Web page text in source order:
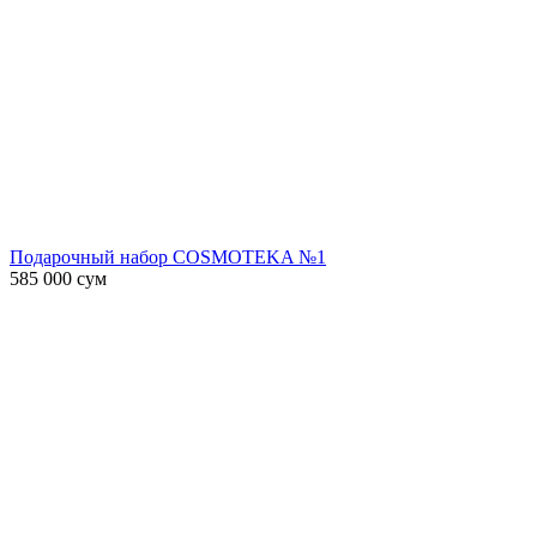
Подарочный набор COSMOTEKA №1
585 000 сум